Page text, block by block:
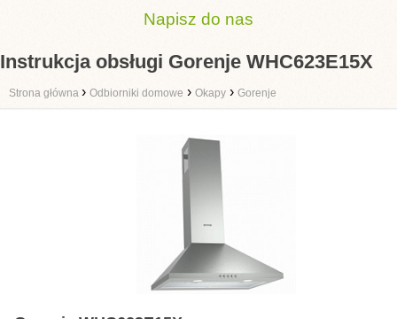
Napisz do nas
Instrukcja obsługi Gorenje WHC623E15X
Strona główna › Odbiorniki domowe › Okapy › Gorenje